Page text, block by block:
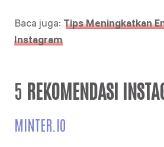
Baca juga: Tips Meningkatkan
Instagram
5 REKOMENDASI
MINTER.IO